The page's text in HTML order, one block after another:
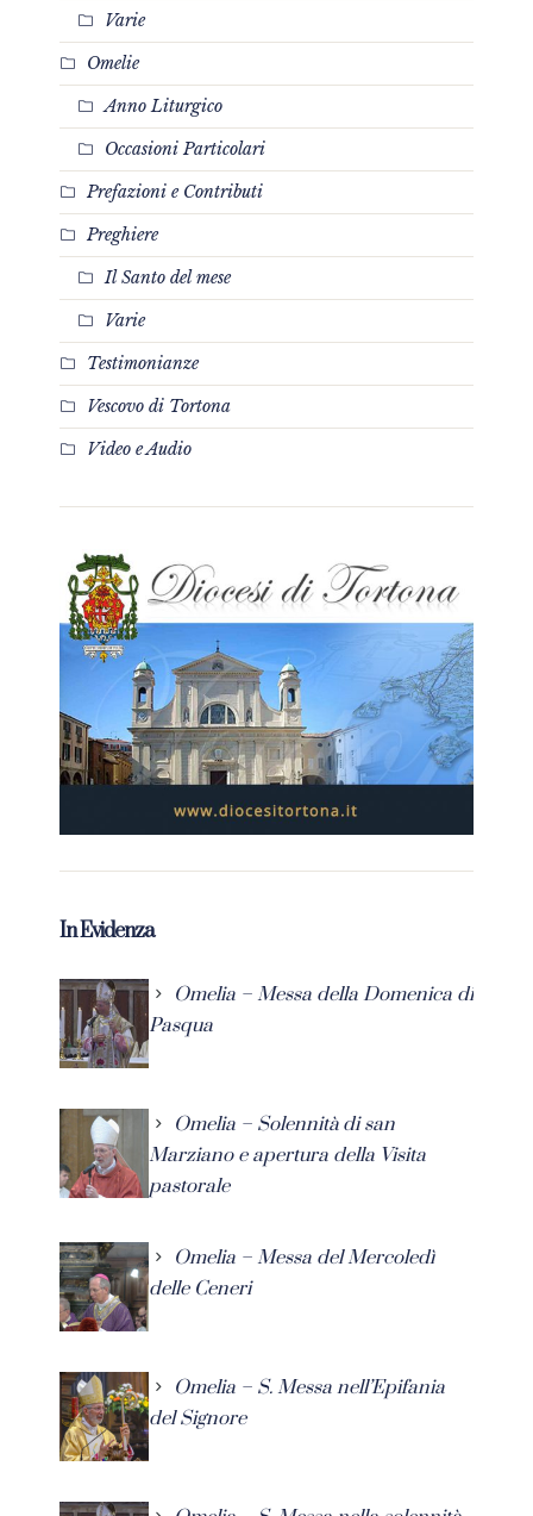
Varie
Omelie
Anno Liturgico
Occasioni Particolari
Prefazioni e Contributi
Preghiere
Il Santo del mese
Varie
Testimonianze
Vescovo di Tortona
Video e Audio
In Evidenza
Omelia – Messa della Domenica di
Pasqua
Omelia – Solennità di san
Marziano e apertura della Visita
pastorale
Omelia – Messa del Mercoledì
delle Ceneri
Omelia – S. Messa nell’Epifania
del Signore